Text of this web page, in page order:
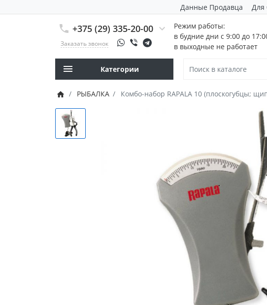
Данные Продавца Для
+375 (29) 335-20-00
Заказать звонок
Режим работы:
в будние дни с 9:00 до
в выходные не работает
Категории
РЫБАЛКА Комбо-набор RAPALA 10 (плоскогубцы;